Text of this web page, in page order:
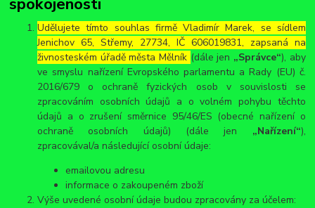
Udělujete tímto souhlas firmě Vladimír Marek, se sídlem
Jenichov 65, Střemy, 27734, IČ 606019831, zapsaná na
živnosteském úřadě města Mělník (dále jen „Správce“), aby
ve smyslu nařízení Evropského parlamentu a Rady (EU) č.
2016/679 o ochraně fyzických osob v souvislosti se
zpracováním osobních údajů a o volném pohybu těchto
údajů a o zrušení směrnice 95/46/ES (obecné nařízení o
ochraně osobních údajů) (dále jen „Nařízení“),
zpracovával/a následující osobní údaje:
emailovou adresu
informace o zakoupeném zboží
Výše uvedené osobní údaje budou zpracovány za účelem: